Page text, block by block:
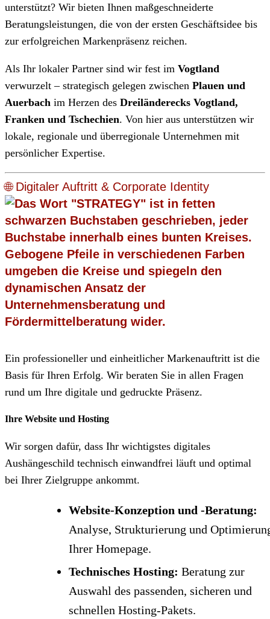
unterstützt? Wir bieten Ihnen maßgeschneiderte
Beratungsleistungen, die von der ersten Geschäftsidee bis
zur erfolgreichen Markenpräsenz reichen.
Als Ihr lokaler Partner sind wir fest im Vogtland
verwurzelt – strategisch gelegen zwischen Plauen und
Auerbach im Herzen des Dreiländerecks Vogtland,
Franken und Tschechien. Von hier aus unterstützen wir
lokale, regionale und überregionale Unternehmen mit
persönlicher Expertise.
🌐 Digitaler Auftritt & Corporate Identity
Ein professioneller und einheitlicher Markenauftritt ist die
Basis für Ihren Erfolg. Wir beraten Sie in allen Fragen
rund um Ihre digitale und gedruckte Präsenz.
Ihre Website und Hosting
Wir sorgen dafür, dass Ihr wichtigstes digitales
Aushängeschild technisch einwandfrei läuft und optimal
bei Ihrer Zielgruppe ankommt.
Website-Konzeption und -Beratung:
Analyse, Strukturierung und
Ihrer Homepage.
Technisches Hosting: Beratung zur
Auswahl des passenden, sicheren und
schnellen Hosting-Pakets.